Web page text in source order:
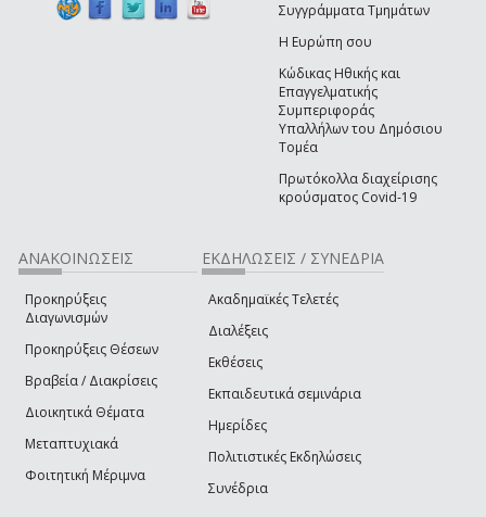
Συγγράμματα Τμημάτων
Η Ευρώπη σου
Κώδικας Ηθικής και
Επαγγελματικής
Συμπεριφοράς
Υπαλλήλων του Δημόσιου
Τομέα
Πρωτόκολλα διαχείρισης
κρούσματος Covid-19
ΑΝΑΚΟΙΝΩΣΕΙΣ
Προκηρύξεις
Διαγωνισμών
Προκηρύξεις Θέσεων
Βραβεία / Διακρίσεις
Διοικητικά Θέματα
Μεταπτυχιακά
Φοιτητική Μέριμνα
ΕΚΔΗΛΩΣΕΙΣ / ΣΥΝΕΔΡΙΑ
Ακαδημαϊκές Τελετές
Διαλέξεις
Εκθέσεις
Εκπαιδευτικά σεμινάρια
Ημερίδες
Πολιτιστικές Εκδηλώσεις
Συνέδρια